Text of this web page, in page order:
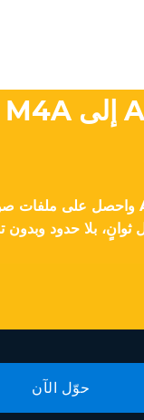
ثوانٍ، بلا حدود
حوّل الآن